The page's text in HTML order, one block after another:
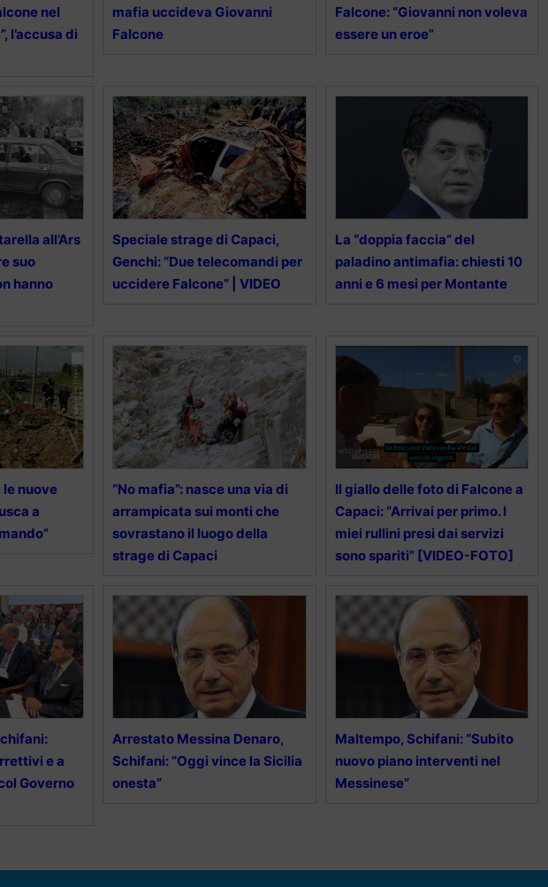
nel
l’accusa di
mafia uccideva Giovanni
Falcone
Falcone: “Giovanni non voleva
essere un eroe”
all’Ars
suo
hanno
Speciale strage di Capaci,
Genchi: “Due telecomandi per
uccidere Falcone” | VIDEO
La “doppia faccia” del
paladino antimafia: chiesti 10
anni e 6 mesi per Montante
le nuove
a
“No mafia”: nasce una via di
arrampicata sui monti che
sovrastano il luogo della
strage di Capaci
Il giallo delle foto di Falcone a
Capaci: “Arrivai per primo. I
miei rullini presi dai servizi
sono spariti” [VIDEO-FOTO]
e a
Governo
Arrestato Messina Denaro,
Schifani: “Oggi vince la Sicilia
onesta”
Maltempo, Schifani: “Subito
nuovo piano interventi nel
Messinese”